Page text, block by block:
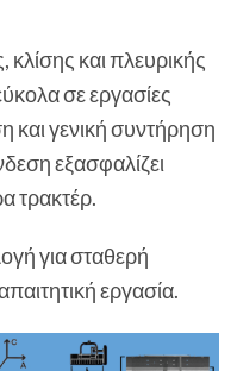
και πλευρικής
σε εργασίες
γενική συντήρηση
εξασφαλίζει
τρακτέρ.
για σταθερή
εργασία.